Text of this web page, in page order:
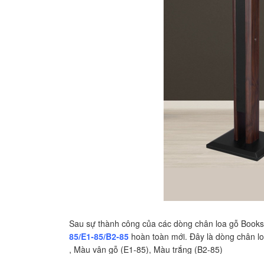
Sau sự thành công của các dòng chân loa gỗ
85/E1-85/B2-85 hoàn toàn mới. Đây là dòng chân
, Màu vân gỗ (E1-85), Màu trắng (B2-85)